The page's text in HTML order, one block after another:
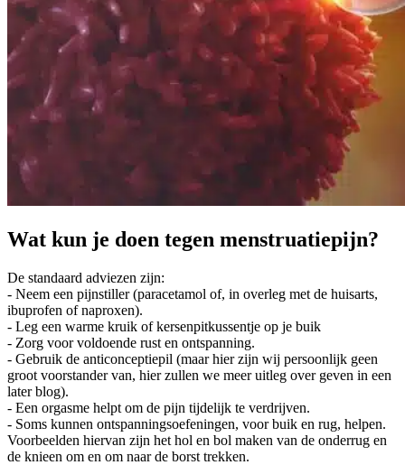
Wat kun je doen tegen menstruatiepijn?
De standaard adviezen zijn:
- Neem een pijnstiller (paracetamol of, in overleg met de huisarts,
ibuprofen of naproxen).
- Leg een warme kruik of kersenpitkussentje op je buik
- Zorg voor voldoende rust en ontspanning.
- Gebruik de anticonceptiepil (maar hier zijn wij persoonlijk geen
groot voorstander van, hier zullen we meer uitleg over geven in een
later blog).
- Een orgasme helpt om de pijn tijdelijk te verdrijven.
- Soms kunnen ontspanningsoefeningen, voor buik en rug, helpen.
Voorbeelden hiervan zijn het hol en bol maken van de onderrug en
de knieen om en om naar de borst trekken.